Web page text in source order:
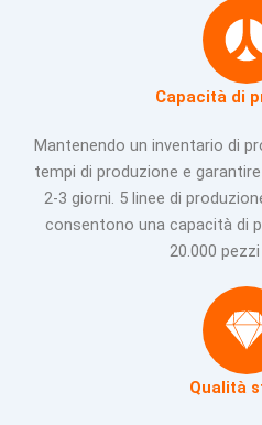
Capacità di
Mantenendo un inventario di
tempi di produzione e
2-3 giorni. 5 linee di
consentono una capacità di
20.000
Qualità